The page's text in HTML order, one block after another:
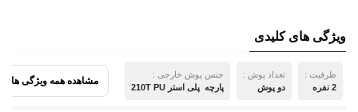
ویژگی های کلیدی
ظرفیت :
2 نفره
تعداد پوش :
دو پوش
جنس پوش خارجی :
پارچه  پلی استر 210T PU
مشاهده همه ویژگی ها